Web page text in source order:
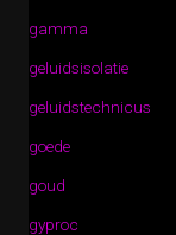
gamma
geluidsisolatie
geluidstechnicus
goede
goud
gyproc